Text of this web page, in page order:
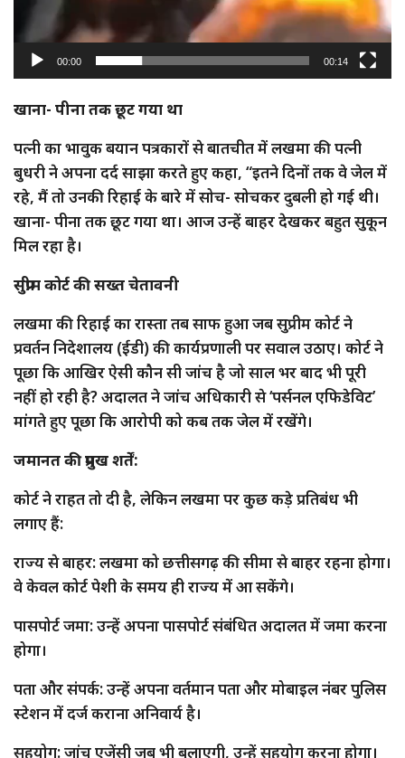
00:00 00:14
खाना- पीना तक छूट गया था
पत्नी का भावुक बयान पत्रकारों से बातचीत में लखमा की पत्नी
बुधरी ने अपना दर्द साझा करते हुए कहा, “इतने दिनों तक वे जेल में
रहे, मैं तो उनकी रिहाई के बारे में सोच- सोचकर दुबली हो गई थी।
खाना- पीना तक छूट गया था। आज उन्हें बाहर देखकर बहुत सुकून
मिल रहा है।
सुप्रीम कोर्ट की सख्त चेतावनी
लखमा की रिहाई का रास्ता तब साफ हुआ जब सुप्रीम कोर्ट ने
प्रवर्तन निदेशालय (ईडी) की कार्यप्रणाली पर सवाल उठाए। कोर्ट ने
पूछा कि आखिर ऐसी कौन सी जांच है जो साल भर बाद भी पूरी
नहीं हो रही है? अदालत ने जांच अधिकारी से ‘पर्सनल एफिडेविट’
मांगते हुए पूछा कि आरोपी को कब तक जेल में रखेंगे।
जमानत की प्रमुख शर्तें:
कोर्ट ने राहत तो दी है, लेकिन लखमा पर कुछ कड़े प्रतिबंध भी
लगाए हैं:
राज्य से बाहर: लखमा को छत्तीसगढ़ की सीमा से बाहर रहना होगा।
वे केवल कोर्ट पेशी के समय ही राज्य में आ सकेंगे।
पासपोर्ट जमा: उन्हें अपना पासपोर्ट संबंधित अदालत में जमा करना
होगा।
पता और संपर्क: उन्हें अपना वर्तमान पता और मोबाइल नंबर पुलिस
स्टेशन में दर्ज कराना अनिवार्य है।
सहयोग: जांच एजेंसी जब भी बुलाएगी, उन्हें सहयोग करना होगा।